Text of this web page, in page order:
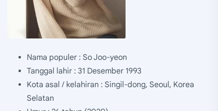
Nama populer : So Joo-yeon
Tanggal lahir : 31 Desember 1993
Kota asal / kelahiran : Singil-dong, Seoul, Korea
Selatan